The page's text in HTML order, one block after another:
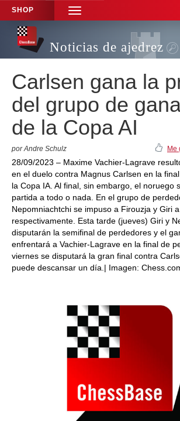
SHOP
TOGGLE
NAVIGATION
Noticias de ajedrez
Carlsen gana la
del grupo de
de la Copa AI
por Andre Schulz Me
28/09/2023 – Maxime Vachier-Lagrave
en el duelo contra Magnus Carlsen en la
la Copa IA. Al final, sin embargo, el noruego
partida a todo o nada. En el grupo de
Nepomniachtchi se impuso a Firouzja y Giri
respectivamente. Esta tarde (jueves) Giri y
disputarán la semifinal de perdedores y el
enfrentará a Vachier-Lagrave en la final de
viernes se disputará la gran final contra
puede descansar un día.| Imagen: